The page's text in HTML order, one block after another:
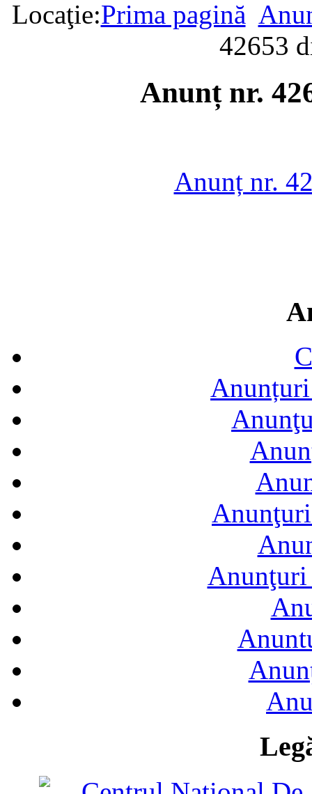
Locaţie:Prima pagină
42653
Anunț nr.
Anunț nr.